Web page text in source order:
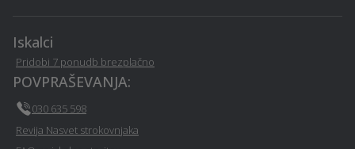
Lepotni posegi - Lukovica
Visokotlačno čiščenje -
Iskalci
Pridobi 7 ponudb brezplačno
POVPRAŠEVANJA:
030 635 598
Revija Nasvet strokovnjaka